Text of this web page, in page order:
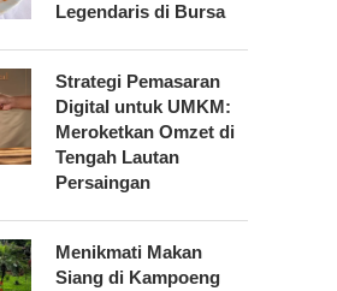
Legendaris di Bursa
Strategi Pemasaran
Digital untuk UMKM:
Meroketkan Omzet di
Tengah Lautan
Persaingan
Menikmati Makan
Siang di Kampoeng